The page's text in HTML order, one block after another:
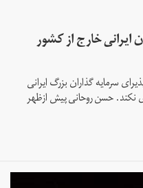
ایرانی خارج از‌ کشور
سرمایه گذاران بزرگ ایرانی
نکند. حسن روحانی پیش ازظهر